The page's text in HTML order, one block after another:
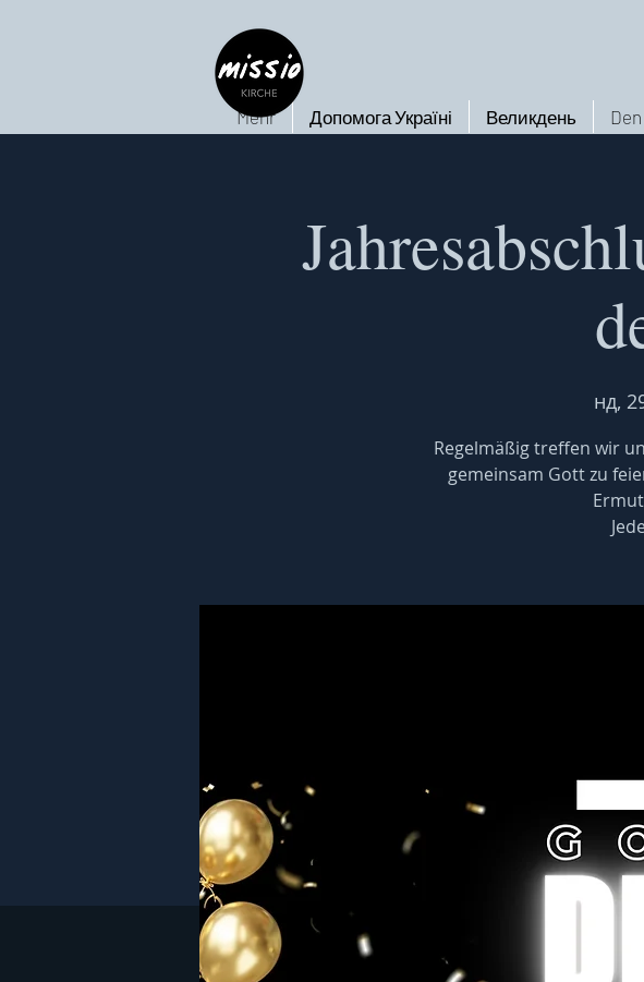
Великдень
Допомога Україні
Mehr
нд,
Regelmäßig treffen wir
gemeinsam Gott zu